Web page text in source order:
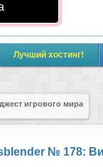
Лучший хостинг!
игрового мира
№ 178: